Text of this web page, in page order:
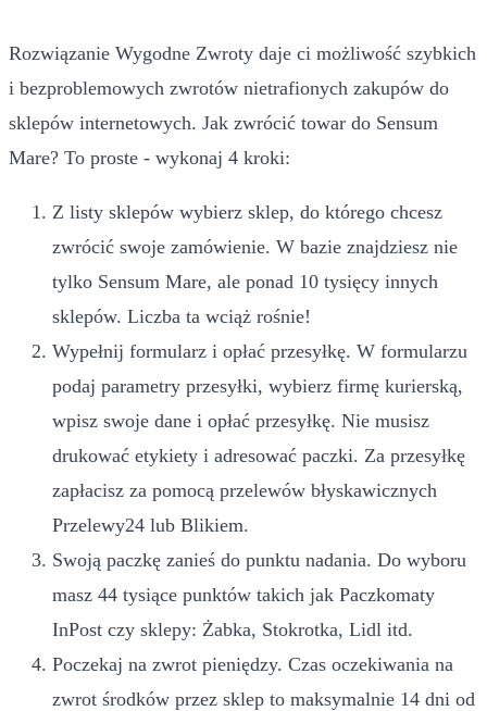
Rozwiązanie Wygodne Zwroty daje ci możliwość szybkich
i bezproblemowych zwrotów nietrafionych zakupów do
sklepów internetowych. Jak zwrócić towar do Sensum
Mare? To proste - wykonaj 4 kroki:
Z listy sklepów wybierz sklep, do którego chcesz
zwrócić swoje zamówienie. W bazie znajdziesz nie
tylko Sensum Mare, ale ponad 10 tysięcy innych
sklepów. Liczba ta wciąż rośnie!
Wypełnij formularz i opłać przesyłkę. W formularzu
podaj parametry przesyłki, wybierz firmę kurierską,
wpisz swoje dane i opłać przesyłkę. Nie musisz
drukować etykiety i adresować paczki. Za przesyłkę
zapłacisz za pomocą przelewów błyskawicznych
Przelewy24 lub Blikiem.
Swoją paczkę zanieś do punktu nadania. Do wyboru
masz 44 tysiące punktów takich jak Paczkomaty
InPost czy sklepy: Żabka, Stokrotka, Lidl itd.
Poczekaj na zwrot pieniędzy. Czas oczekiwania na
zwrot środków przez sklep to maksymalnie 14 dni od